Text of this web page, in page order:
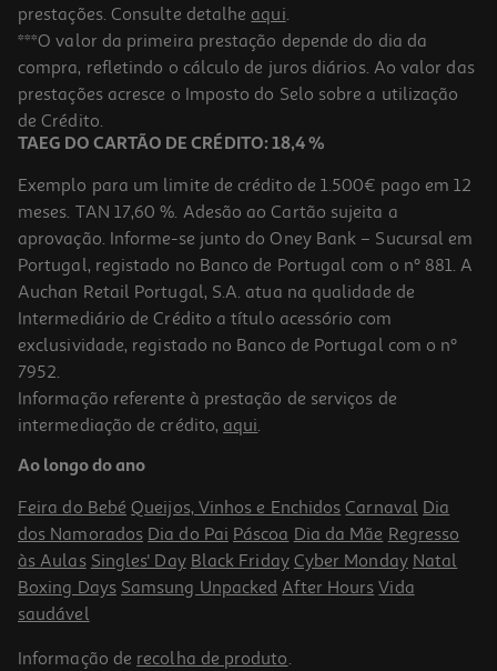
prestações. Consulte detalhe aqui.
***O valor da primeira prestação depende do dia da
compra, refletindo o cálculo de juros diários. Ao valor das
prestações acresce o Imposto do Selo sobre a utilização
de Crédito.
TAEG DO CARTÃO DE CRÉDITO: 18,4 %
Exemplo para um limite de crédito de 1.500€ pago em 12
meses. TAN 17,60 %. Adesão ao Cartão sujeita a
aprovação. Informe-se junto do Oney Bank – Sucursal em
Portugal, registado no Banco de Portugal com o nº 881. A
Auchan Retail Portugal, S.A. atua na qualidade de
Intermediário de Crédito a título acessório com
exclusividade, registado no Banco de Portugal com o nº
7952.
Informação referente à prestação de serviços de
intermediação de crédito, aqui.
Ao longo do ano
Feira do Bebé Queijos, Vinhos e Enchidos Carnaval Dia
dos Namorados Dia do Pai Páscoa Dia da Mãe Regresso
às Aulas Singles' Day Black Friday Cyber Monday Natal
Boxing Days Samsung Unpacked After Hours Vida
saudável
Informação de recolha de produto.